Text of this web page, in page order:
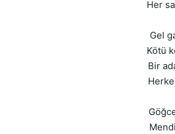
Her
Gel
Kötü
Bir